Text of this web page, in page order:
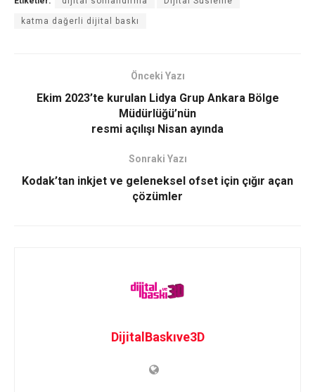
katma dağerli dijital baskı
Önceki Yazı
Ekim 2023’te kurulan Lidya Grup Ankara Bölge
Müdürlüğü’nün
resmi açılışı Nisan ayında
Sonraki Yazı
Kodak’tan inkjet ve geleneksel ofset için çığır açan
çözümler
DijitalBaskıve3D